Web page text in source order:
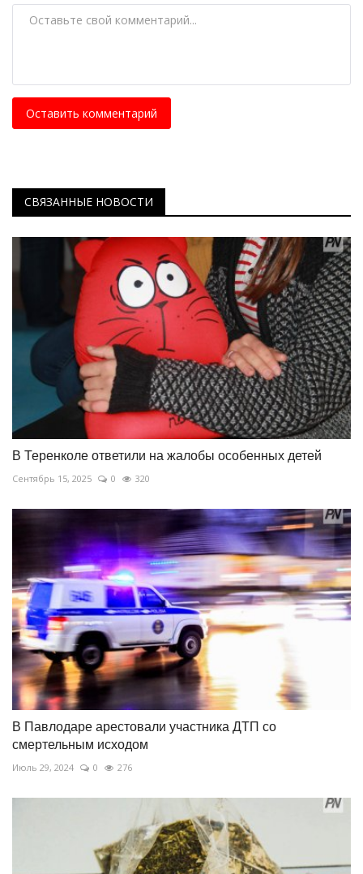
Оставить комментарий
СВЯЗАННЫЕ НОВОСТИ
В Теренколе ответили на жалобы особенных детей
Сентябрь 15, 2025 0 320
В Павлодаре арестовали участника ДТП со
смертельным исходом
Июль 29, 2024 0 276